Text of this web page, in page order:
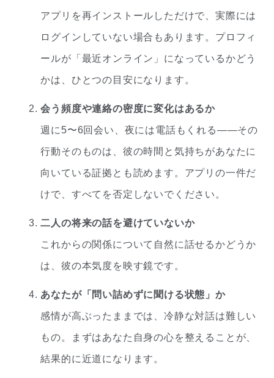
アプリを再インストールしただけで、実際には
ログインしていない場合もあります。プロフィ
ールが「最近オンライン」になっているかどう
かは、ひとつの目安になります。
会う頻度や連絡の密度に変化はあるか
週に5〜6回会い、夜には電話もくれる——その
行動そのものは、彼の時間と気持ちがあなたに
向いている証拠とも読めます。アプリの一件だ
けで、すべてを否定しないでください。
二人の将来の話を避けていないか
これからの関係について自然に話せるかどうか
は、彼の本気度を映す鏡です。
あなたが「問い詰めずに聞ける状態」か
感情が高ぶったままでは、冷静な対話は難しい
もの。まずはあなた自身の心を整えることが、
結果的に近道になります。